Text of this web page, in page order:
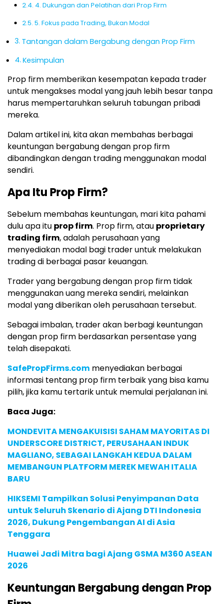
4. Dukungan dan Pelatihan dari Prop Firm
5. Fokus pada Trading, Bukan Modal
Tantangan dalam Bergabung dengan Prop Firm
Kesimpulan
Prop firm memberikan kesempatan kepada trader
untuk mengakses modal yang jauh lebih besar tanpa
harus mempertaruhkan seluruh tabungan pribadi
mereka.
Dalam artikel ini, kita akan membahas berbagai
keuntungan bergabung dengan prop firm
dibandingkan dengan trading menggunakan modal
sendiri.
Apa Itu Prop Firm?
Sebelum membahas keuntungan, mari kita pahami
dulu apa itu prop firm. Prop firm, atau proprietary
trading firm, adalah perusahaan yang
menyediakan modal bagi trader untuk melakukan
trading di berbagai pasar keuangan.
Trader yang bergabung dengan prop firm tidak
menggunakan uang mereka sendiri, melainkan
modal yang diberikan oleh perusahaan tersebut.
Sebagai imbalan, trader akan berbagi keuntungan
dengan prop firm berdasarkan persentase yang
telah disepakati.
SafePropFirms.com menyediakan berbagai
informasi tentang prop firm terbaik yang bisa kamu
pilih, jika kamu tertarik untuk memulai perjalanan ini.
Baca Juga:
MONDEVITA MENGAKUISISI SAHAM MAYORITAS DI
UNDERSCORE DISTRICT, PERUSAHAAN INDUK
MAGLIANO, SEBAGAI LANGKAH KEDUA DALAM
MEMBANGUN PLATFORM MEREK MEWAH ITALIA
BARU
HIKSEMI Tampilkan Solusi Penyimpanan Data
untuk Seluruh Skenario di Ajang DTI Indonesia
2026, Dukung Pengembangan AI di Asia
Tenggara
Huawei Jadi Mitra bagi Ajang GSMA M360 ASEAN
2026
Keuntungan Bergabung dengan Prop